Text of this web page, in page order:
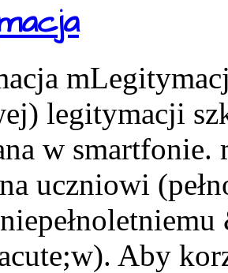
legitymacji
w smartfonie.
uczniowi
Aby